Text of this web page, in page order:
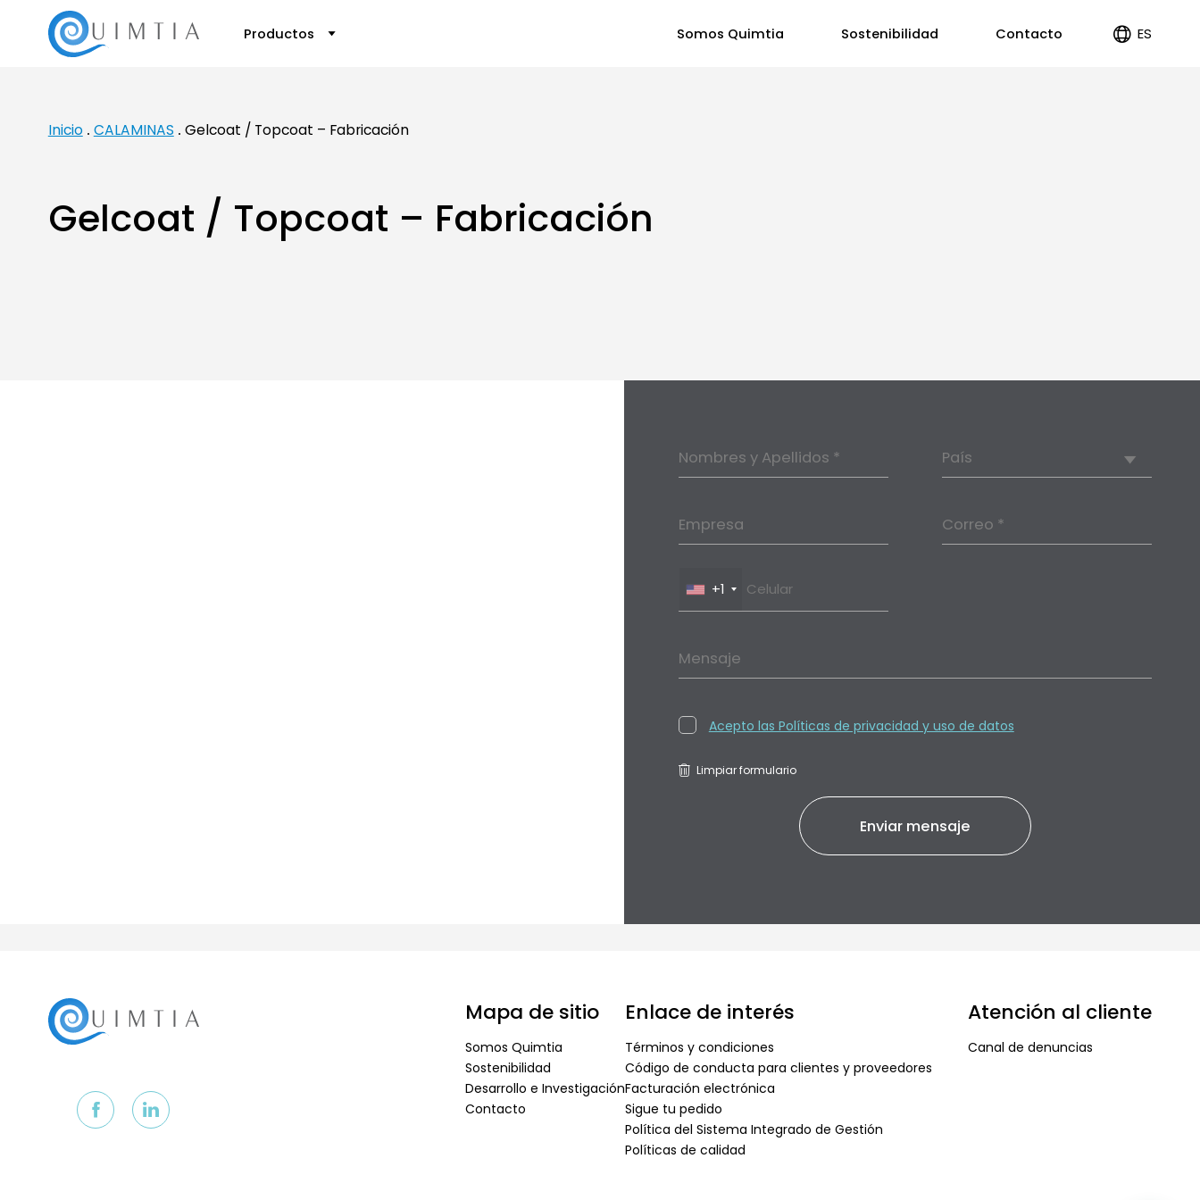
Productos Somos Quimtia Sostenibilidad Contacto ES
Inicio
CALAMINAS Gelcoat / Topcoat – Fabricación
Gelcoat / Topcoat – Fabricación
Nombres y Apellidos * País
Empresa Correo *
+1
Mensaje
Acepto las Políticas de privacidad y uso de datos
Limpiar formulario
Mapa de sitio
Somos Quimtia
Sostenibilidad
Desarrollo e Investigación
Contacto
Enlace de interés
Términos y condiciones
Código de conducta para clientes y proveedores
Facturación electrónica
Sigue tu pedido
Política del Sistema Integrado de Gestión
Políticas de calidad
Atención al cliente
Canal de denuncias